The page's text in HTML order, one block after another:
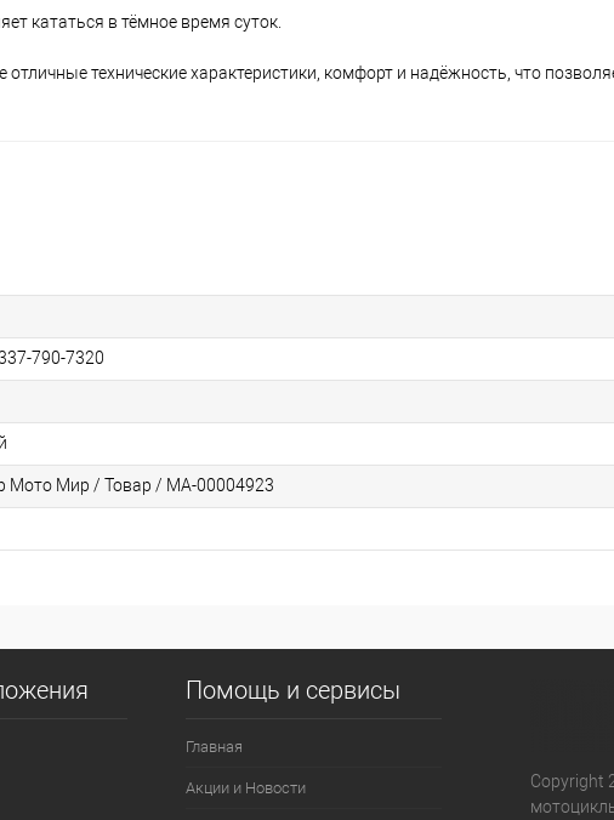
кататься в тёмное время суток.
отличные технические характеристики, комфорт и надёжность, что
790-7320
Мото Мир / Товар / МА-00004923
Помощь и сервисы
Главная
Акции и Новости
Copyright